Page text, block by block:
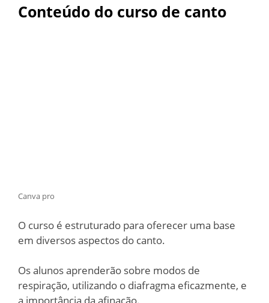
Conteúdo do curso de canto
Canva pro
O curso é estruturado para oferecer uma base
em diversos aspectos do canto.
Os alunos aprenderão sobre modos de
respiração, utilizando o diafragma eficazmente, e